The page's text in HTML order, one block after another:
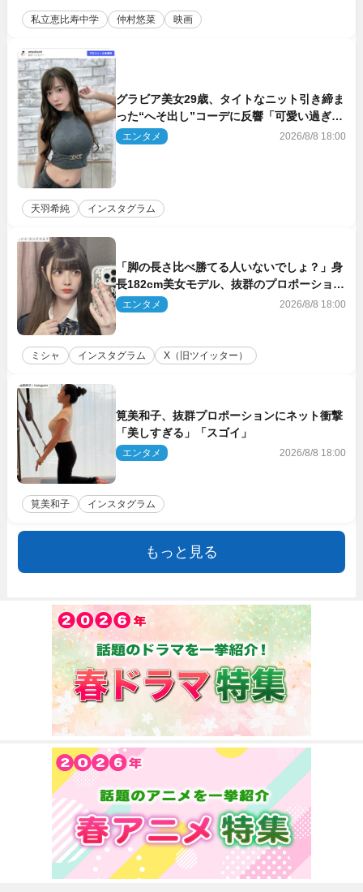
私立恵比寿中学 仲村悠菜 映画
グラビア美女29歳、タイトなニット引き締ま
った“へそ出し”コーデに反響「可愛い過ぎ
る」
エンタメ 2026/8/8 18:00
天羽希純 インスタグラム
「脚の長さ比べ勝てる人いないでしょ？」身
長182cm美女モデル、抜群のプロポーション
にネット衝撃
エンタメ 2026/8/8 18:00
ミシャ インスタグラム X（旧ツイッター）
筧美和子、抜群プロポーションにネット衝撃
「美しすぎる」「スゴイ」
エンタメ 2026/8/8 18:00
筧美和子 インスタグラム
もっと見る